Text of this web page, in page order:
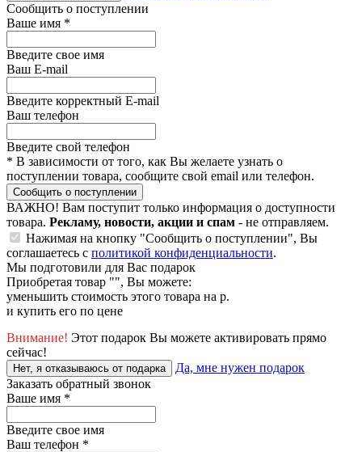
Сообщить о поступлении
Ваше имя *
Введите свое имя
Ваш E-mail
Введите корректный E-mail
Ваш телефон
Введите свой телефон
* В зависимости от того, как Вы желаете узнать о
поступлении товара, сообщите свой email или телефон.
Сообщить о поступлении
ВАЖНО! Вам поступит только информация о доступности
товара. Рекламу, новости, акции и спам - не отправляем.
Нажимая на кнопку "Сообщить о поступлении", Вы
соглашаетесь с политикой конфиденциальности.
Мы подготовили для Вас подарок
Приобретая товар "", Вы можете:
уменьшить стоимость этого товара на р.
и купить его по цене
Внимание! Этот подарок Вы можете активировать прямо
сейчас!
Нет, я отказываюсь от подарка
Да, мне нужен подарок
Заказать обратный звонок
Ваше имя *
Введите свое имя
Ваш телефон *